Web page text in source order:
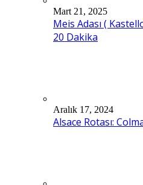
Mart 21, 2025
Meis Adası (
20 Dakika
Aralık 17, 2024
Alsace Rotası: